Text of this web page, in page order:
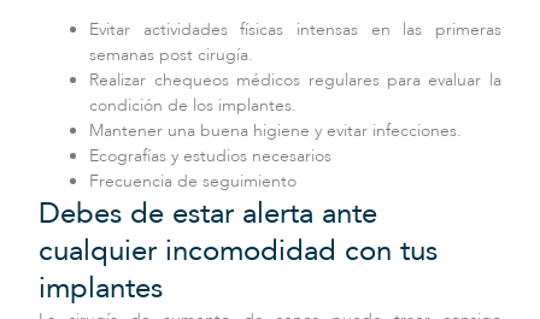
Evitar actividades físicas intensas en las primeras
semanas post cirugía.
Realizar chequeos médicos regulares para evaluar la
condición de los implantes.
Mantener una buena higiene y evitar infecciones.
Ecografías y estudios necesarios
Frecuencia de seguimiento
Debes de estar alerta ante
cualquier incomodidad con tus
implantes